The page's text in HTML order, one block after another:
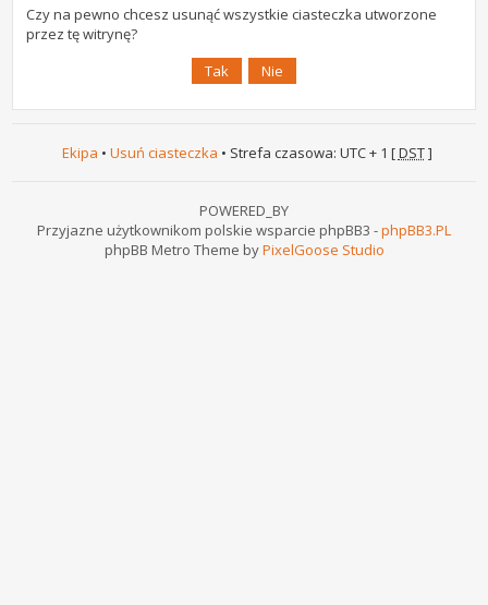
Czy na pewno chcesz usunąć wszystkie ciasteczka utworzone
przez tę witrynę?
Ekipa • Usuń ciasteczka • Strefa czasowa: UTC + 1 [DST]
POWERED_BY
Przyjazne użytkownikom polskie wsparcie phpBB3 -phpBB3.PL
phpBB Metro Theme byPixelGoose Studio